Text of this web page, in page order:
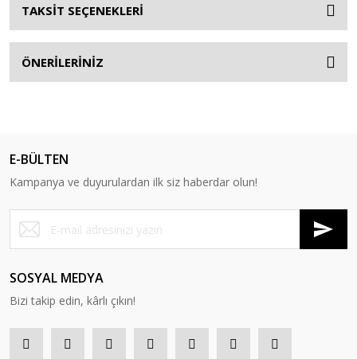
TAKSİT SEÇENEKLERİ
ÖNERİLERİNİZ
E-BÜLTEN
Kampanya ve duyurulardan ilk siz haberdar olun!
SOSYAL MEDYA
Bizi takip edin, kârlı çıkın!